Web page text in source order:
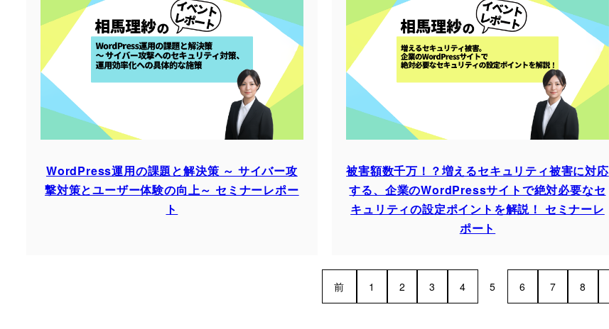
WordPress運用の課題と解決策 ～ サイバー攻
撃対策とユーザー体験の向上～ セミナーレポー
ト
被害額数千万！？増えるセキュリティ被害に対応
する、企業のWordPressサイトで絶対必要なセ
キュリティの設定ポイントを解説！ セミナーレ
ポート
前 1 2 3 4 5 6 7 8